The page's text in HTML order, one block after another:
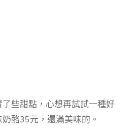
些甜點，心想再試試一種好
酪35元，還滿美味的。